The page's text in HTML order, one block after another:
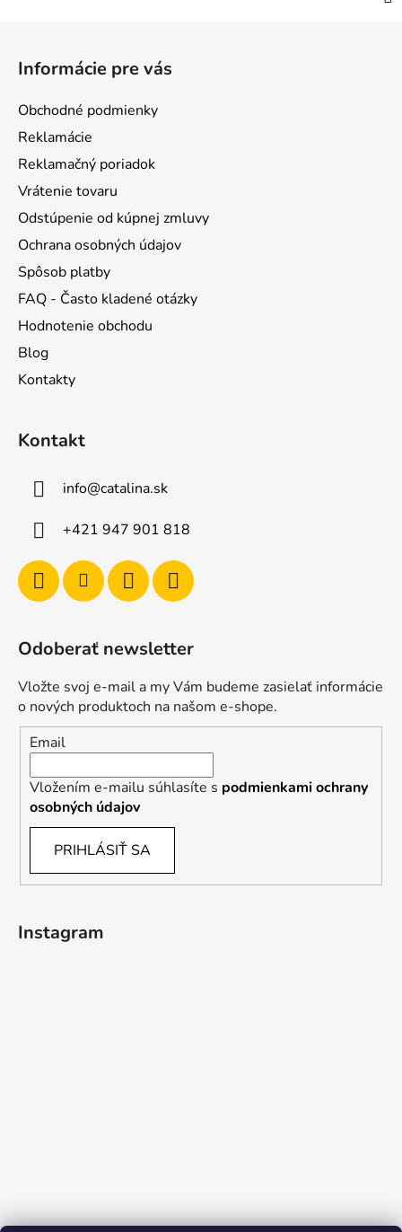
Informácie pre vás
Obchodné podmienky
Reklamácie
Reklamačný poriadok
Vrátenie tovaru
Odstúpenie od kúpnej zmluvy
Ochrana osobných údajov
Spôsob platby
FAQ - Často kladené otázky
Hodnotenie obchodu
Blog
Kontakty
Kontakt
info@catalina.sk
+421 947 901 818
Odoberať newsletter
Vložte svoj e-mail a my Vám budeme zasielať informácie
o nových produktoch na našom e-shope.
Email
Vložením e-mailu súhlasíte s podmienkami ochrany
osobných údajov
PRIHLÁSIŤ SA
Instagram